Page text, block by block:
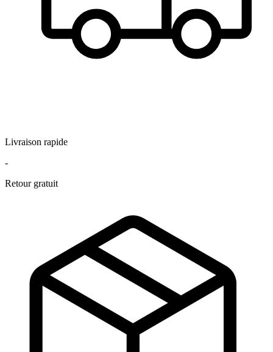
Livraison rapide
-
Retour gratuit